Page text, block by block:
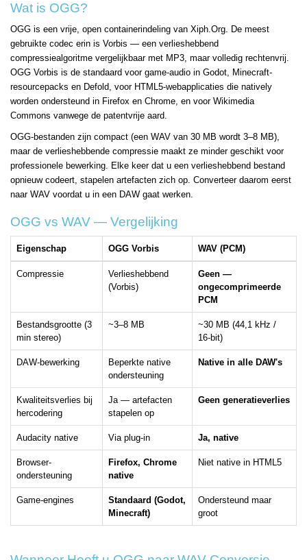
Wat is OGG?
OGG is een vrije, open containerindeling van Xiph.Org. De meest
gebruikte codec erin is Vorbis — een verlieshebbend
compressiealgoritme vergelijkbaar met MP3, maar volledig rechtenvrij.
OGG Vorbis is de standaard voor game-audio in Godot, Minecraft-
resourcepacks en Defold, voor HTML5-webapplicaties die natively
worden ondersteund in Firefox en Chrome, en voor Wikimedia
Commons vanwege de patentvrije aard.
OGG-bestanden zijn compact (een WAV van 30 MB wordt 3–8 MB),
maar de verlieshebbende compressie maakt ze minder geschikt voor
professionele bewerking. Elke keer dat u een verlieshebbend bestand
opnieuw codeert, stapelen artefacten zich op. Converteer daarom eerst
naar WAV voordat u in een DAW gaat werken.
OGG vs WAV — Vergelijking
Eigenschap OGG Vorbis WAV (PCM)
Compressie
Verlieshebbend
(Vorbis)
Geen —
ongecomprimeerde
PCM
Bestandsgrootte (3
min stereo)
~3–8 MB
~30 MB (44,1 kHz /
16-bit)
DAW-bewerking
Beperkte native
ondersteuning
Native in alle DAW's
Kwaliteitsverlies bij
hercodering
Ja — artefacten
stapelen op
Geen generatieverlies
Audacity native Via plug-in Ja, native
Browser-
ondersteuning
Firefox, Chrome
native
Niet native in HTML5
Game-engines
Standaard (Godot,
Minecraft)
Ondersteund maar
groot